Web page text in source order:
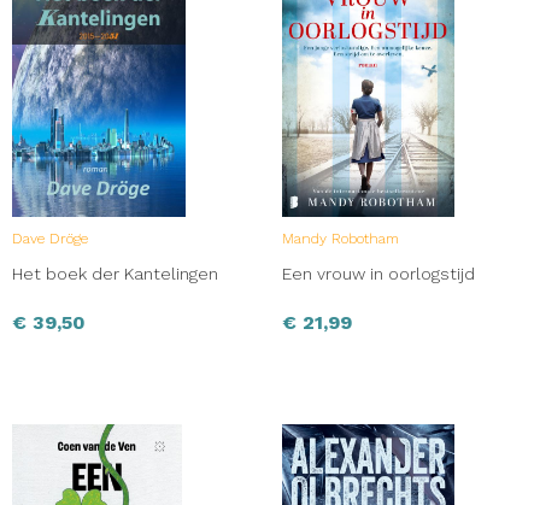
Dave Dröge
Het boek der Kantelingen
€ 39,50
Mandy Robotham
Een vrouw in oorlogstijd
€ 21,99